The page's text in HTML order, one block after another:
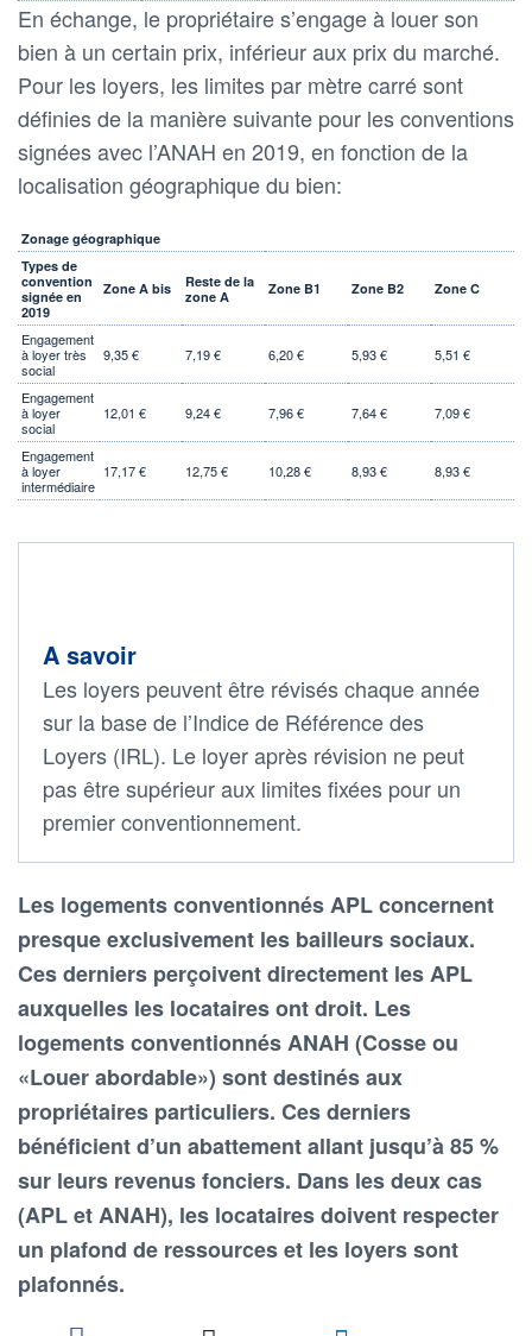
En échange, le propriétaire s’engage à louer son
bien à un certain prix, inférieur aux prix du marché.
Pour les loyers, les limites par mètre carré sont
définies de la manière suivante pour les conventions
signées avec l’ANAH en 2019, en fonction de la
localisation géographique du bien:
Zonage géographique
Types de
convention
signée en
2019
Zone A bis
Reste de la
zone A
Zone B1 Zone B2 Zone C
Engagement
à loyer très
social
9,35 € 7,19 € 6,20 € 5,93 € 5,51 €
Engagement
à loyer
social
12,01 € 9,24 € 7,96 € 7,64 € 7,09 €
Engagement
à loyer
intermédiaire
17,17 € 12,75 € 10,28 € 8,93 € 8,93 €
A savoir
Les loyers peuvent être révisés chaque année
sur la base de l’Indice de Référence des
Loyers (IRL). Le loyer après révision ne peut
pas être supérieur aux limites fixées pour un
premier conventionnement.
Les logements conventionnés APL concernent
presque exclusivement les bailleurs sociaux.
Ces derniers perçoivent directement les APL
auxquelles les locataires ont droit. Les
logements conventionnés ANAH (Cosse ou
«Louer abordable») sont destinés aux
propriétaires particuliers. Ces derniers
bénéficient d’un abattement allant jusqu’à 85 %
sur leurs revenus fonciers. Dans les deux cas
(APL et ANAH), les locataires doivent respecter
un plafond de ressources et les loyers sont
plafonnés.